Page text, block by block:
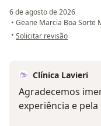
6 de agosto de 2026
• Geane Marcia Boa Sorte
• na opinião do utilizador L. V.
Solicitar revisão
Clínica Lavieri
Agradecemos
experiência e